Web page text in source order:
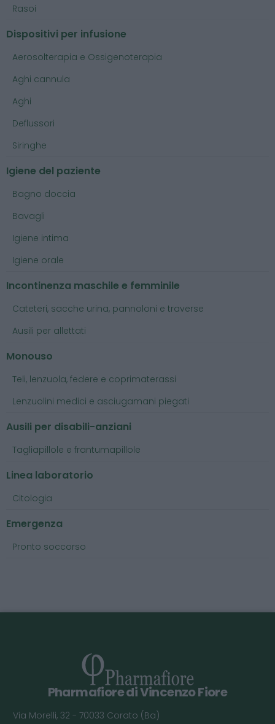
Rasoi
Dispositivi per infusione
Aerosolterapia e Ossigenoterapia
Aghi cannula
Aghi
Deflussori
Siringhe
Igiene del paziente
Bagno doccia
Bavagli
Igiene intima
Igiene orale
Incontinenza maschile e femminile
Cateteri, sacche urina, pannoloni e traverse
Ausili per allettati
Monouso
Teli, lenzuola, federe e coprimaterassi
Lenzuolini medici e asciugamani piegati
Ausili per disabili-anziani
Tagliapillole e frantumapillole
Linea laboratorio
Citologia
Emergenza
Pronto soccorso
Pharmafiore di Vincenzo Fiore
Via Morelli, 32 - 70033 Corato (Ba)